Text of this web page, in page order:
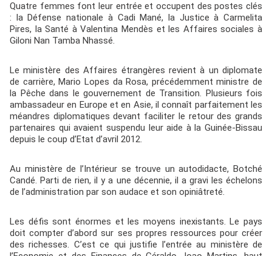
Quatre femmes font leur entrée et occupent des postes clés
: la Défense nationale à Cadi Mané, la Justice à Carmelita
Pires, la Santé à Valentina Mendès et les Affaires sociales à
Giloni Nan Tamba Nhassé.
Le ministère des Affaires étrangères revient à un diplomate
de carrière, Mario Lopes da Rosa, précédemment ministre de
la Pêche dans le gouvernement de Transition. Plusieurs fois
ambassadeur en Europe et en Asie, il connaît parfaitement les
méandres diplomatiques devant faciliter le retour des grands
partenaires qui avaient suspendu leur aide à la Guinée-Bissau
depuis le coup d’Etat d’avril 2012.
Au ministère de l’Intérieur se trouve un autodidacte, Botché
Candé. Parti de rien, il y a une décennie, il a gravi les échelons
de l’administration par son audace et son opiniâtreté.
Les défis sont énormes et les moyens inexistants. Le pays
doit compter d’abord sur ses propres ressources pour créer
des richesses. C’est ce qui justifie l’entrée au ministère de